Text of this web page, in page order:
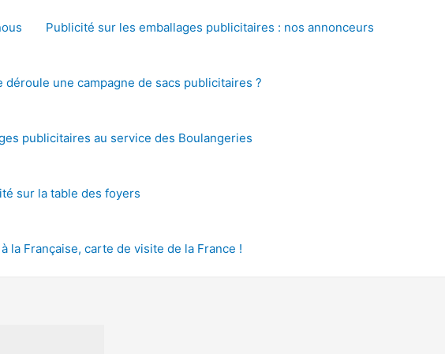
Publicité sur les emballages publicitaires : nos annonceurs
déroule une campagne de sacs publicitaires ?
publicitaires au service des Boulangeries
sur la table des foyers
la Française, carte de visite de la France !